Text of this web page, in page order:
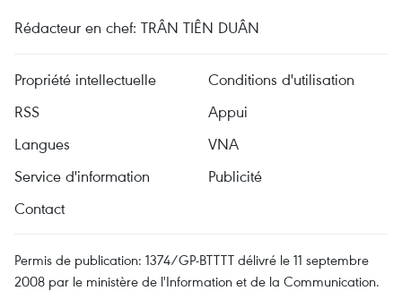
Rédacteur en chef: TRÂN TIÊN DUÂN
Propriété intellectuelle
Conditions d'utilisation
RSS
Appui
Langues
VNA
Service d'information
Publicité
Contact
Permis de publication: 1374/GP-BTTTT délivré le 11 septembre
2008 par le ministère de l'Information et de la Communication.